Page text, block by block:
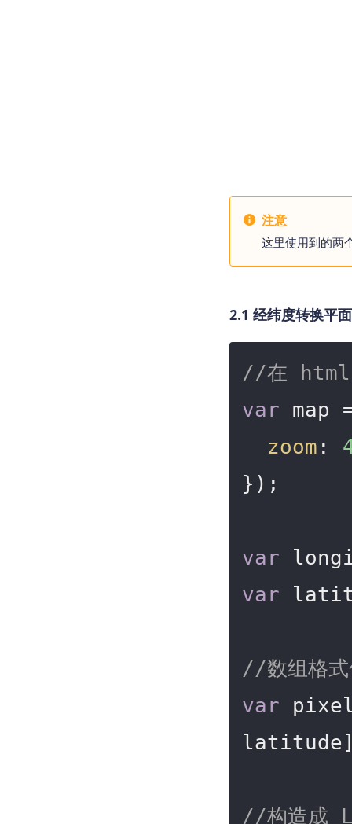
注意
这里使用到的两
2.1 经纬度转换平
//在 html
var map
zoom :
});
var
var
//数组格式
var
//构造成